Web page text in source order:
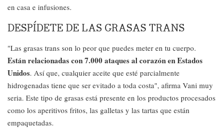
en casa e infusiones.
DESPÍDETE DE LAS GRASAS TRANS
"Las grasas trans son lo peor que puedes meter en tu cuerpo.
Están relacionadas con 7.000 ataques al corazón en Estados
Unidos. Así que, cualquier aceite que esté parcialmente
hidrogenadas tiene que ser evitado a toda costa", afirma Vani muy
seria. Este tipo de grasas está presente en los productos procesados
como los aperitivos fritos, las galletas y las tartas que están
empaquetadas.